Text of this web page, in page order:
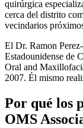
quirúrgica
cerca del distrito
vecindarios
El Dr. Ramon
Estadounidense de
Oral and
2007. Él mismo
Por qué los
OMS